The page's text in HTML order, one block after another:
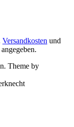
Versandkosten und
Theme by